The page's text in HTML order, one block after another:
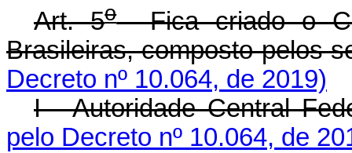
Art. 5oFica criado o
Brasileiras, composto pelos
Decreto nº 10.064, de 2019)
I - Autoridade Central
pelo Decreto nº 10.064, de